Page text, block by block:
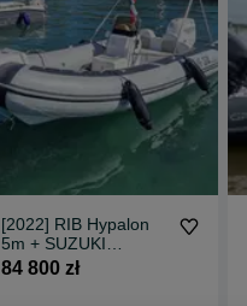
[2022] RIB Hypalon
5m + SUZUKI
DF90ATL White
84 800 zł